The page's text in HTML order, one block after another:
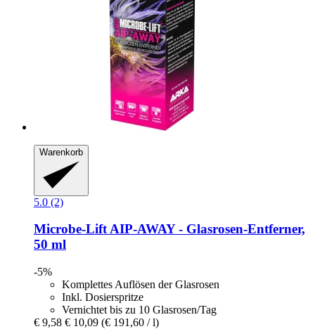
Warenkorb
5.0 (2)
Microbe-LiftAIP-​AWAY -​ Glasrosen-​Entferner,
50 ml
-5%
Komplettes Auflösen der Glasrosen
Inkl. Dosierspritze
Vernichtet bis zu 10 Glasrosen/Tag
€ 9,58 € 10,09 (€ 191,60 / l)